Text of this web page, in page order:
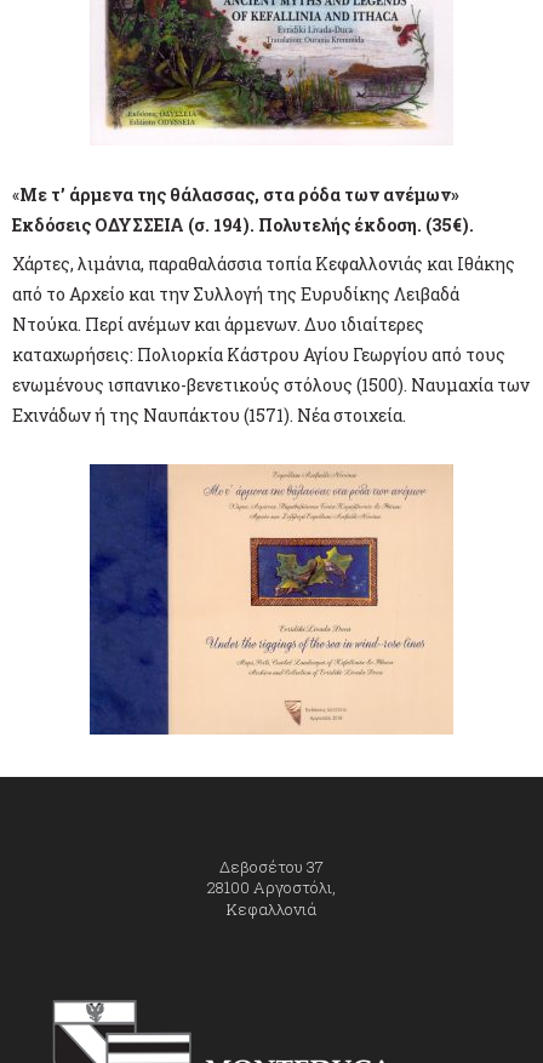
«Με τ’ άρμενα της θάλασσας, στα ρόδα των ανέμων»
Εκδόσεις ΟΔΥΣΣΕΙΑ (σ. 194). Πολυτελής έκδοση. (35€).
Χάρτες, λιμάνια, παραθαλάσσια τοπία Κεφαλλονιάς και Ιθάκης
από το Αρχείο και την Συλλογή της Ευρυδίκης Λειβαδά
Ντούκα. Περί ανέμων και άρμενων. Δυο ιδιαίτερες
καταχωρήσεις: Πολιορκία Κάστρου Αγίου Γεωργίου από τους
ενωμένους ισπανικο-βενετικούς στόλους (1500). Ναυμαχία των
Εχινάδων ή της Ναυπάκτου (1571). Νέα στοιχεία.
Δεβοσέτου 37
28100 Αργοστόλι,
Κεφαλλονιά